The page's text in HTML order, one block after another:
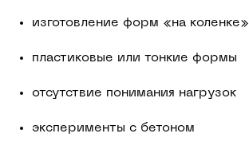
изготовление форм «на коленке»
пластиковые или тонкие формы
отсутствие понимания нагрузок
эксперименты с бетоном